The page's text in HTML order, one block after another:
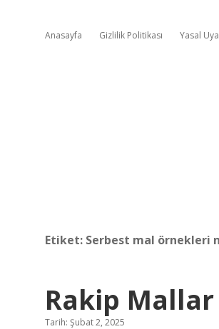
Anasayfa Gizlilik Politikası Yasal
Etiket: Serbest mal örnekleri
Rakip
Tarih: Şubat 2, 2025